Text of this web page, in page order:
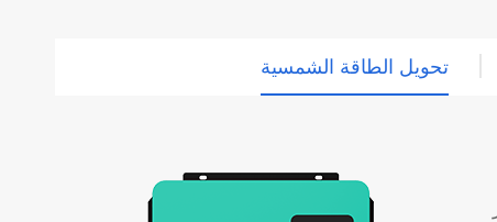
تحويل الطاقة الشمسية